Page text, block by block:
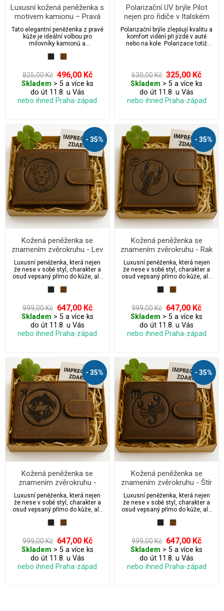
Luxusní kožená peněženka s
motivem kamionu – Pravá
kůže
Tato elegantní peněženka z pravé
kůže je ideální volbou pro
milovníky kamionů a
peněžence jedinečný a stylový
vzhled. Díky odolnému materiálu
a preciznímu ručnímu zpracování
vám tato peněženka poskytne
dlouhodobou výdrž a spolehlivost.
825,00 Kč 496,00 Kč
Skladem > 5 a více ks
do út 11.8. u Vás
nebo ihned Praha-západ
Polarizační UV brýle Pilot
nejen pro řidiče v Italském
designu
Polarizační brýle zlepšují kvalitu a
komfort vidění při jízdě v autě
nebo na kole. Polarizace totiž
mokrou silnici nebo na
zasněžené plochy.
630,00 Kč 325,00 Kč
Skladem > 5 a více ks
do út 11.8. u Vás
nebo ihned Praha-západ
- 35%
Kožená peněženka se
znamením zvěrokruhu - Lev
(23. července – 22. srpna)
Luxusní peněženka, která nejen
že nese v sobě styl, charakter a
osud vepsaný přímo do kůže, ale
dárkového balení, které promění
zážitek. Vyberte si svou verzi: od
elegantní “S péčí – impregnace
zdarma”, přes „S péčí + dárkem“
až po oblíbenou verzi „Pro štěstí s
péčí + pravý čtyřlístek“ — darujte
více než jen peněženku. Dostupné
999,00 Kč 647,00 Kč
Skladem > 5 a více ks
do út 11.8. u Vás
nebo ihned Praha-západ
- 35%
Kožená peněženka se
znamením zvěrokruhu - Rak
(21. června – 22. července)
Luxusní peněženka, která nejen
že nese v sobě styl, charakter a
osud vepsaný přímo do kůže, ale
dárkového balení, které promění
zážitek. Vyberte si svou verzi: od
elegantní “S péčí – impregnace
zdarma”, přes „S péčí + dárkem“
až po oblíbenou verzi „Pro štěstí s
péčí + pravý čtyřlístek“ — darujte
více než jen peněženku. Dostupné
999,00 Kč 647,00 Kč
Skladem > 5 a více ks
do út 11.8. u Vás
nebo ihned Praha-západ
- 35%
Kožená peněženka se
znamením zvěrokruhu -
Ryby (19. února – 20.
března)
Luxusní peněženka, která nejen
že nese v sobě styl, charakter a
osud vepsaný přímo do kůže, ale
dárkového balení, které promění
zážitek. Vyberte si svou verzi: od
elegantní “S péčí – impregnace
zdarma”, přes „S péčí + dárkem“
až po oblíbenou verzi „Pro štěstí s
péčí + pravý čtyřlístek“ — darujte
více než jen peněženku. Dostupné
999,00 Kč 647,00 Kč
Skladem > 5 a více ks
do út 11.8. u Vás
nebo ihned Praha-západ
- 35%
Kožená peněženka se
znamením zvěrokruhu - Štír
(23. října – 21. listopadu)
Luxusní peněženka, která nejen
že nese v sobě styl, charakter a
osud vepsaný přímo do kůže, ale
dárkového balení, které promění
zážitek. Vyberte si svou verzi: od
elegantní “S péčí – impregnace
zdarma”, přes „S péčí + dárkem“
až po oblíbenou verzi „Pro štěstí s
péčí + pravý čtyřlístek“ — darujte
více než jen peněženku. Dostupné
999,00 Kč 647,00 Kč
Skladem > 5 a více ks
do út 11.8. u Vás
nebo ihned Praha-západ